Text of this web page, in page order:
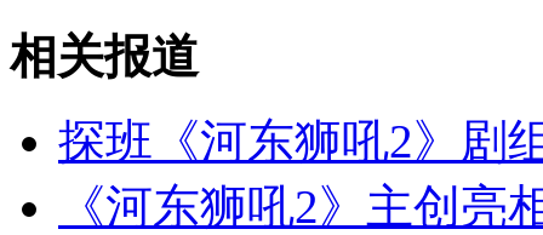
走进巴斯 赛前探访中国游泳队
山西运城恶犬咬伤多人 警民合力深夜将其击毙
相关报道
探班《河东狮吼2》剧
《河东狮吼2》主创亮